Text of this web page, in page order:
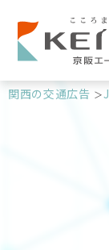
関西の交通広告